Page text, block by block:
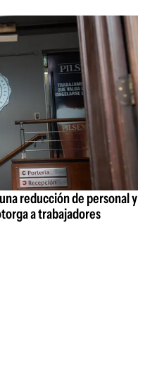
reducción de personal y
a trabajadores